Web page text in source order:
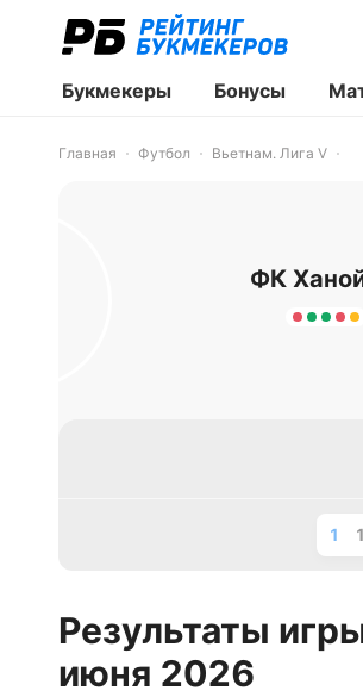
Букмекеры Бонусы
Главная Футбол Вьетнам. Лига V
ФК
1
Результаты
июня 2026